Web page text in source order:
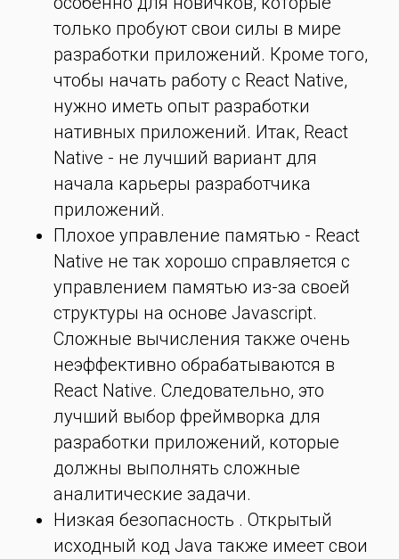
только пробуют свои силы в мире
разработки приложений. Кроме того,
чтобы начать работу с React Native,
нужно иметь опыт разработки
нативных приложений. Итак, React
Native - не лучший вариант для
начала карьеры разработчика
приложений.
Плохое управление памятью - React
Native не так хорошо справляется с
управлением памятью из-за своей
структуры на основе Javascript.
Сложные вычисления также очень
неэффективно обрабатываются в
React Native. Следовательно, это
лучший выбор фреймворка для
разработки приложений, которые
должны выполнять сложные
аналитические задачи.
Низкая безопасность . Открытый
исходный код Java также имеет свои